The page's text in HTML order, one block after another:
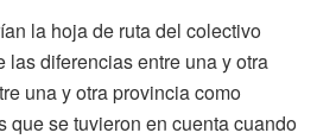
la hoja de ruta del colectivo
las diferencias entre una y otra
una y otra provincia como
que se tuvieron en cuenta cuando